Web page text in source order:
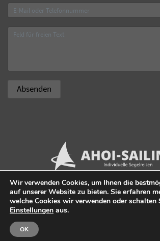
Kontakt
Impressum
Wir verwenden Cookies, um Ihnen die
auf unserer Website zu bieten. Sie erfahren
welche Cookies wir verwenden oder schalten
Einstellungen aus.
OK